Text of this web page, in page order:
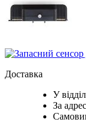
Доставка
У
За